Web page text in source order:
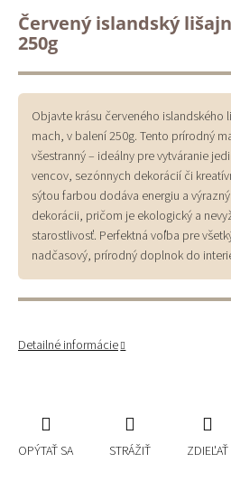
Červený islandský
250g
Objavte krásu červeného
mach, v balení 250g. Tento prírodný
všestranný – ideálny pre vytváranie
vencov, sezónnych dekorácií či
sýtou farbou dodáva energiu a
dekorácii, pričom je ekologický a
starostlivosť. Perfektná voľba pre
nadčasový, prírodný doplnok do
Detailné informácie
OPÝTAŤ SA STRÁŽIŤ ZDIEĽAŤ